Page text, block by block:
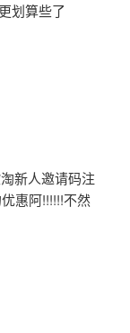
划算些了
新人邀请码注
惠阿!!!!!!不然